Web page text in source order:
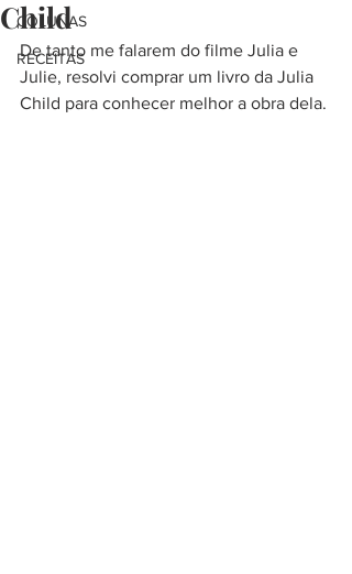
COLUNAS
RECEITAS
Child
De tanto me falarem do filme Julia e
Julie, resolvi comprar um livro da Julia
Child para conhecer melhor a obra dela.